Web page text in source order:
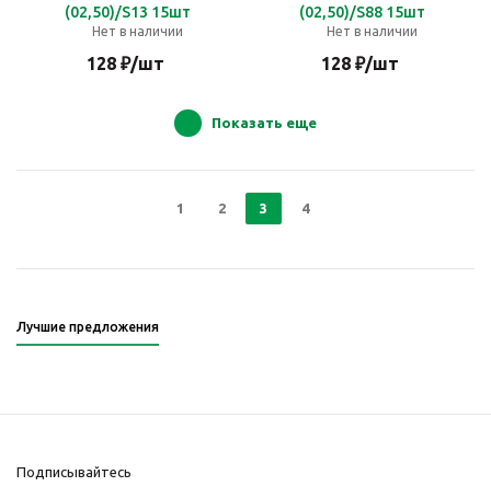
(02,50)/S13 15шт
Нет в наличии
128₽/шт
(02,50)/S88 15шт
Нет в наличии
128₽/шт
Показать еще
1 2 3 4
Лучшие предложения
Подписывайтесь